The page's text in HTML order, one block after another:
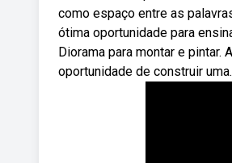
como espaço entre as
ótima oportunidade para
Diorama para montar e pintar.
oportunidade de construir